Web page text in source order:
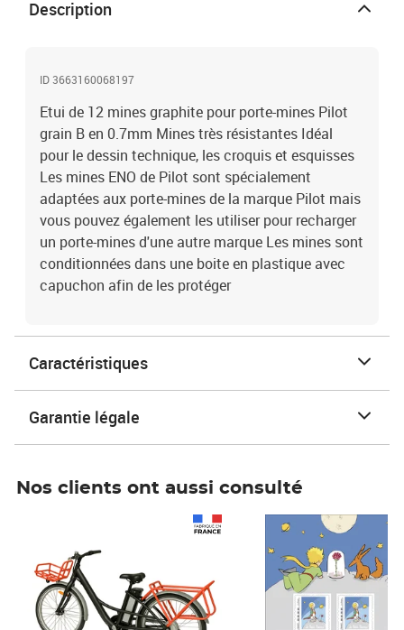
Description
ID 3663160068197
Etui de 12 mines graphite pour porte-mines Pilot
grain B en 0.7mm Mines très résistantes Idéal
pour le dessin technique, les croquis et esquisses
Les mines ENO de Pilot sont spécialement
adaptées aux porte-mines de la marque Pilot mais
vous pouvez également les utiliser pour recharger
un porte-mines d'une autre marque Les mines sont
conditionnées dans une boite en plastique avec
capuchon afin de les protéger
Caractéristiques
Garantie légale
Nos clients ont aussi consulté
Prix 6,25€ HT